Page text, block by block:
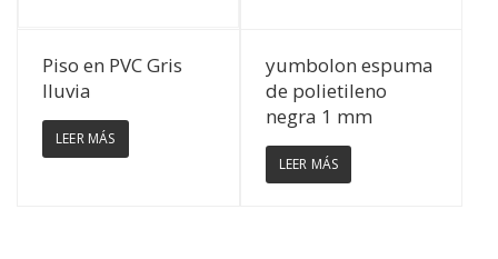
Ver Detalles
Piso en PVC Gris
lluvia
LEER MÁS
Ver Detalles
yumbolon espuma
de polietileno
negra 1 mm
LEER MÁS